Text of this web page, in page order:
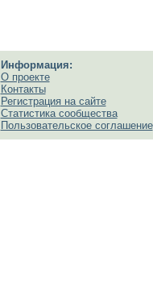
Информация:
О проекте
Контакты
Регистрация на сайте
Статистика сообщества
Пользовательское соглашение